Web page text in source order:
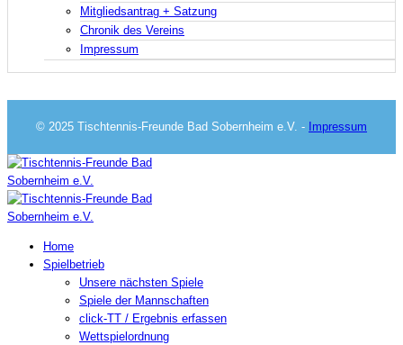
Mitgliedsantrag + Satzung
Chronik des Vereins
Impressum
© 2025 Tischtennis-Freunde Bad Sobernheim e.V. - Impressum
Home
Spielbetrieb
Unsere nächsten Spiele
Spiele der Mannschaften
click-TT / Ergebnis erfassen
Wettspielordnung